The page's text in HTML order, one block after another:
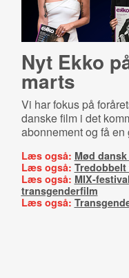
Nyt Ekko
marts
Vi har fokus på
danske film i det
abonnement og få en
Læs også: Mød
Læs også:
Læs også: MIX-
transgenderfilm
Læs også: